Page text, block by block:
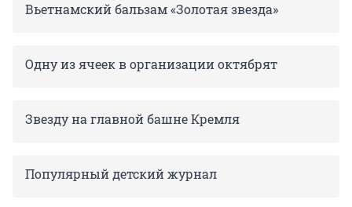
Вьетнамский бальзам «Золотая звезда»
Одну из ячеек в организации октябрят
Звезду на главной башне Кремля
Популярный детский журнал